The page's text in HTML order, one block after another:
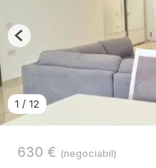
630 € (negociabil)
1 / 12
Previous